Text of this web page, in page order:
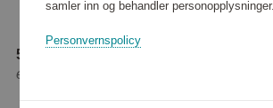
57 600 poeng
eller
samler inn og behandler personopplysninger.
Personvernspolicy